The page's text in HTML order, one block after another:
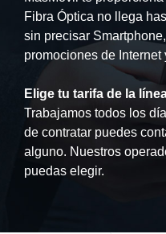
Fibra Óptica no llega
sin precisar
promociones de
Elige tu tarifa de la
Trabajamos todos los
de contratar puedes
alguno. Nuestros
puedas elegir.